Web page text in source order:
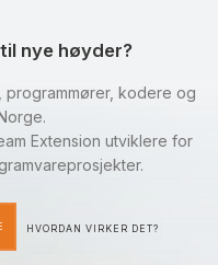
nye høyder?
kodere og
Extension utviklere for
HVORDAN VIRKER DET?